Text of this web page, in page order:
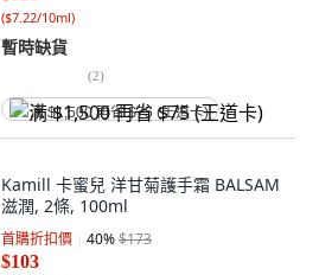
($7.22/10ml)
暫時缺貨
(2)
满 $1,500 再省 $75 (王道卡)
Kamill 卡蜜兒 洋甘菊護手霜 BALSAM
滋潤, 2條, 100ml
首購折扣價 40%$173
$103